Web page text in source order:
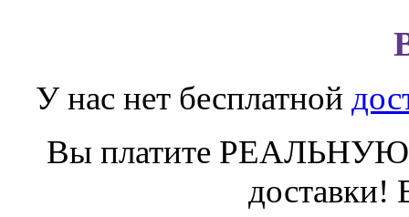
У нас нет бесплатной
Вы платите
доставки!